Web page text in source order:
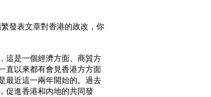
發表文章對香港的政改，你
這是一個經濟方面、商貿方
直以來都有會見香港方方面
最近這一兩年開始的。過去
促進香港和內地的共同發